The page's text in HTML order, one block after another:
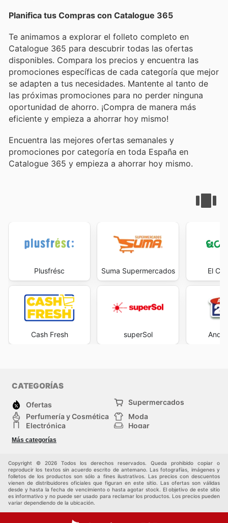
Planifica tus Compras con Catalogue 365
Te animamos a explorar el folleto completo en
Catalogue 365 para descubrir todas las ofertas
disponibles. Compara los precios y encuentra las
promociones específicas de cada categoría que mejor
se adapten a tus necesidades. Mantente al tanto de
las próximas promociones para no perder ninguna
oportunidad de ahorro. ¡Compra de manera más
eficiente y empieza a ahorrar hoy mismo!
Encuentra las mejores ofertas semanales y
promociones por categoría en toda España en
Catalogue 365 y empieza a ahorrar hoy mismo.
Plusfrésc
Cash Fresh
Suma Supermercados
superSol
El
CATEGORÍAS
Ofertas
Supermercados
Perfumería y Cosmética
Moda
Electrónica
Hogar
Deporte
Juguetes y bebés
Más categorías
Copyright © 2026 Todos los derechos reservados. Queda prohibido copiar o
reproducir los textos sin acuerdo escrito de antemano. Las fotografías, imágenes y
folletos de los productos son sólo a fines ilustrativos. Las precios con descuentos
vienen de distribuidores oficiales que figuran en este sitio. Las ofertas son válidas
desde y hasta la fecha de vencimiento o hasta agotar stock. El objetivo de este sitio
es informativo y no puede ser usado para reclamar los productos. Los precios pueden
variar dependiendo de la ubicación.